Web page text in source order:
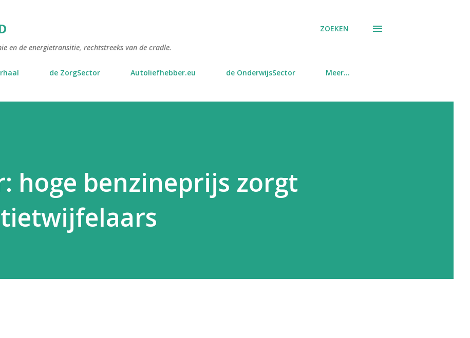
en de energietransitie, rechtstreeks van de cradle.
ZOEKEN
de ZorgSector Autoliefhebber.eu de OnderwijsSector Meer…
hoge benzineprijs zorgt